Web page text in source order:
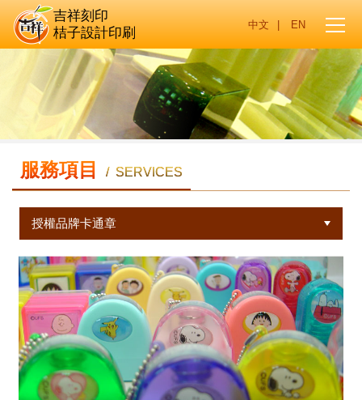
吉祥刻印
桔子設計印刷
服務項目 / SERVICES
授權品牌卡通章